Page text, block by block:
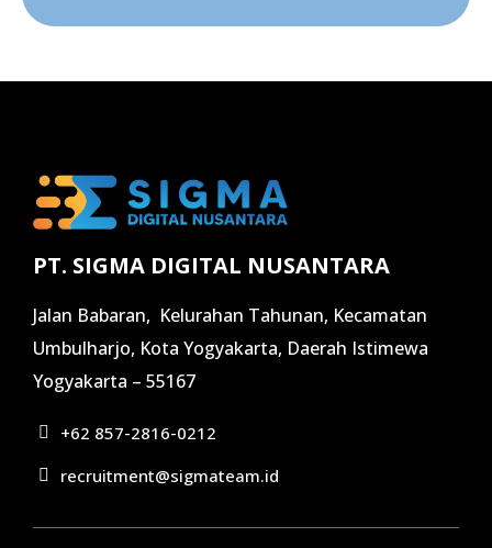
PT. SIGMA DIGITAL NUSANTARA
Jalan Babaran, Kelurahan Tahunan, Kecamatan
Umbulharjo, Kota Yogyakarta, Daerah Istimewa
Yogyakarta – 55167
+62 857-2816-0212
recruitment@sigmateam.id